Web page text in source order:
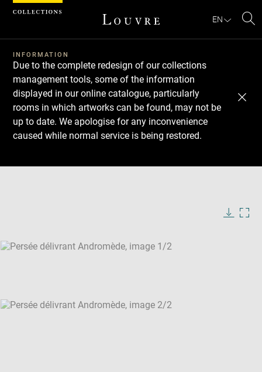
EN
INFORMATION
Due to the complete redesign of our collections
management tools, some of the information
displayed in our online catalogue, particularly
rooms in which artworks can be found, may not be
up to date. We apologise for any inconvenience
caused while normal service is being restored.
SKIP IMAGE CAROUSEL
Download
Next
Previous
Cookies management panel